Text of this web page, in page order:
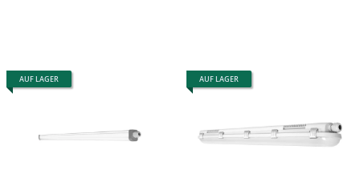
AUF LAGER AUF LAGER